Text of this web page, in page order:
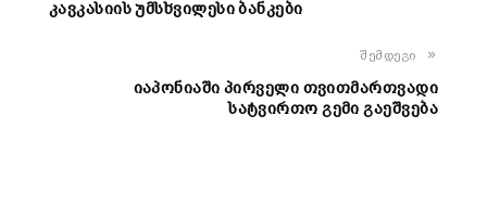
კავკასიის უმსხვილესი ბანკები
შემდეგი
იაპონიაში პირველი თვითმართვადი
სატვირთო გემი გაეშვება